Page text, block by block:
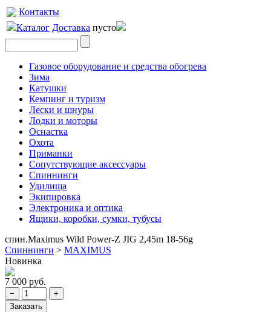
Контакты
Каталог Доставка пусто
Газовое оборудование и средства обогрева
Зима
Катушки
Кемпинг и туризм
Лески и шнуры
Лодки и моторы
Оснастка
Охота
Приманки
Сопутствующие аксессуары
Спиннинги
Удилища
Экипировка
Электроника и оптика
Ящики, коробки, сумки, тубусы
спин.Maximus Wild Power-Z JIG 2,45m 18-56g
Спиннинги > MAXIMUS
Новинка
7 000 руб.